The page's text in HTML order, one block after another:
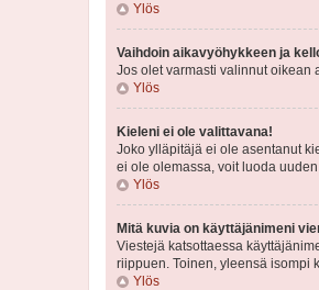
Ylös
Vaihdoin aikavyöhykkeen ja
Jos olet varmasti valinnut oikean
Ylös
Kieleni ei ole valittavana!
Joko ylläpitäjä ei ole asentanut
ei ole olemassa, voit luoda
Ylös
Mitä kuvia on käyttäjänimeni
Viestejä katsottaessa
riippuen. Toinen, yleensä isompi
Ylös